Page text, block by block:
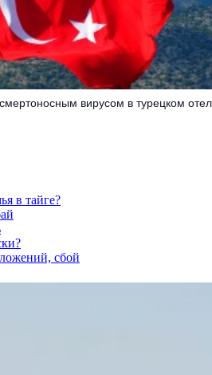
вирусом в турецком
в тайге?
сбой